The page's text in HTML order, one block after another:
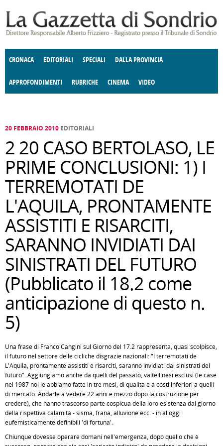
CRONACA EDITORIALI SPECIALI DALLA PROVINCIA
APPROFONDIMENTI
E SPETTACOLI POLITICA
RUBRICHE
DELLE IDEE FATTI DELLO SPIRITO
CINEMA VIDEO
20 FEBBRAIO 2010 EDITORIALI
2 20 CASO BERTOLASO, LE
PRIME CONCLUSIONI: 1) I
TERREMOTATI DE
L'AQUILA, PRONTAMENTE
ASSISTITI E RISARCITI,
SARANNO INVIDIATI DAI
SINISTRATI DEL FUTURO
(Pubblicato il 18.2 come
anticipazione di questo n.
5)
Una frase di Franco Cangini sul Giorno del 17.2 rappresenta, quasi scolpisce,
il futuro nel settore delle cicliche disgrazie nazionali: "I terremotati de
L'Aquila, prontamente assistiti e risarciti, saranno invidiati dai sinistrati del
futuro". Aggiungiamo anche da quelli del passato, valtellinesi esclusi (le case
nel 1987 noi le abbiamo fatte in tre mesi, di qualità e a costi inferiori a quelli
di mercato. Andarle a vedere 22 anni e mezzo dopo la costruzione per
credere), che hanno trascorso parte cospicua della loro esistenza dal giorno
della rispettiva calamità - sisma, frana, alluvione ecc. - in alloggi
eufemisticamente definibili 'di fortuna'.
Chiunque dovesse operare domani nell'emergenza, dopo quello che è